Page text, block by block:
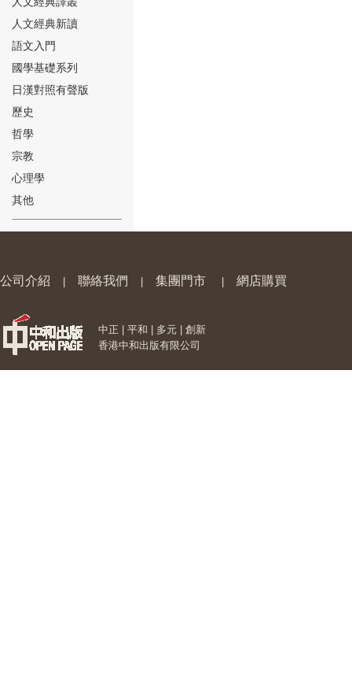
⑱
⑳
人文經典新讀
語文入門
國學基礎系列
日漢對照有聲版
歷史
哲學
宗教
心理學
其他
公司介紹 聯絡我們 集團門市 網店購買
中正 | 平和 | 多元 | 創新
香港中和出版有限公司